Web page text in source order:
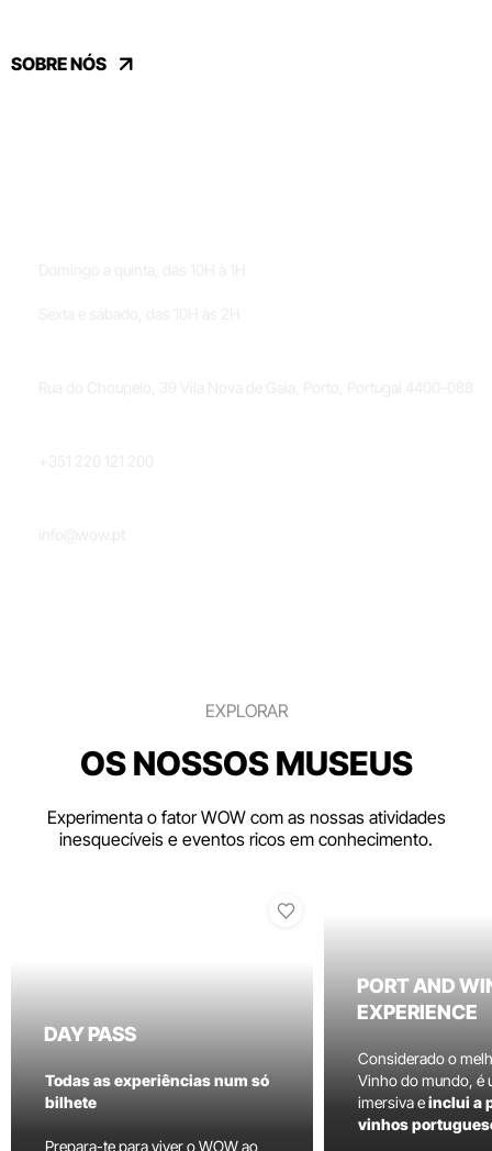
SOBRE NÓS
EXPLORAR
OS NOSSOS MUSEUS
Experimenta o fator WOW com as nossas atividades
inesquecíveis e eventos ricos em conhecimento.
DAY PASS
Todas as experiências num só
bilhete
Prepara-te para viver o WOW ao
PORT AND
EXPERIENCE
Considerado o
Vinho do mundo, é
imersiva einclui a
vinhos